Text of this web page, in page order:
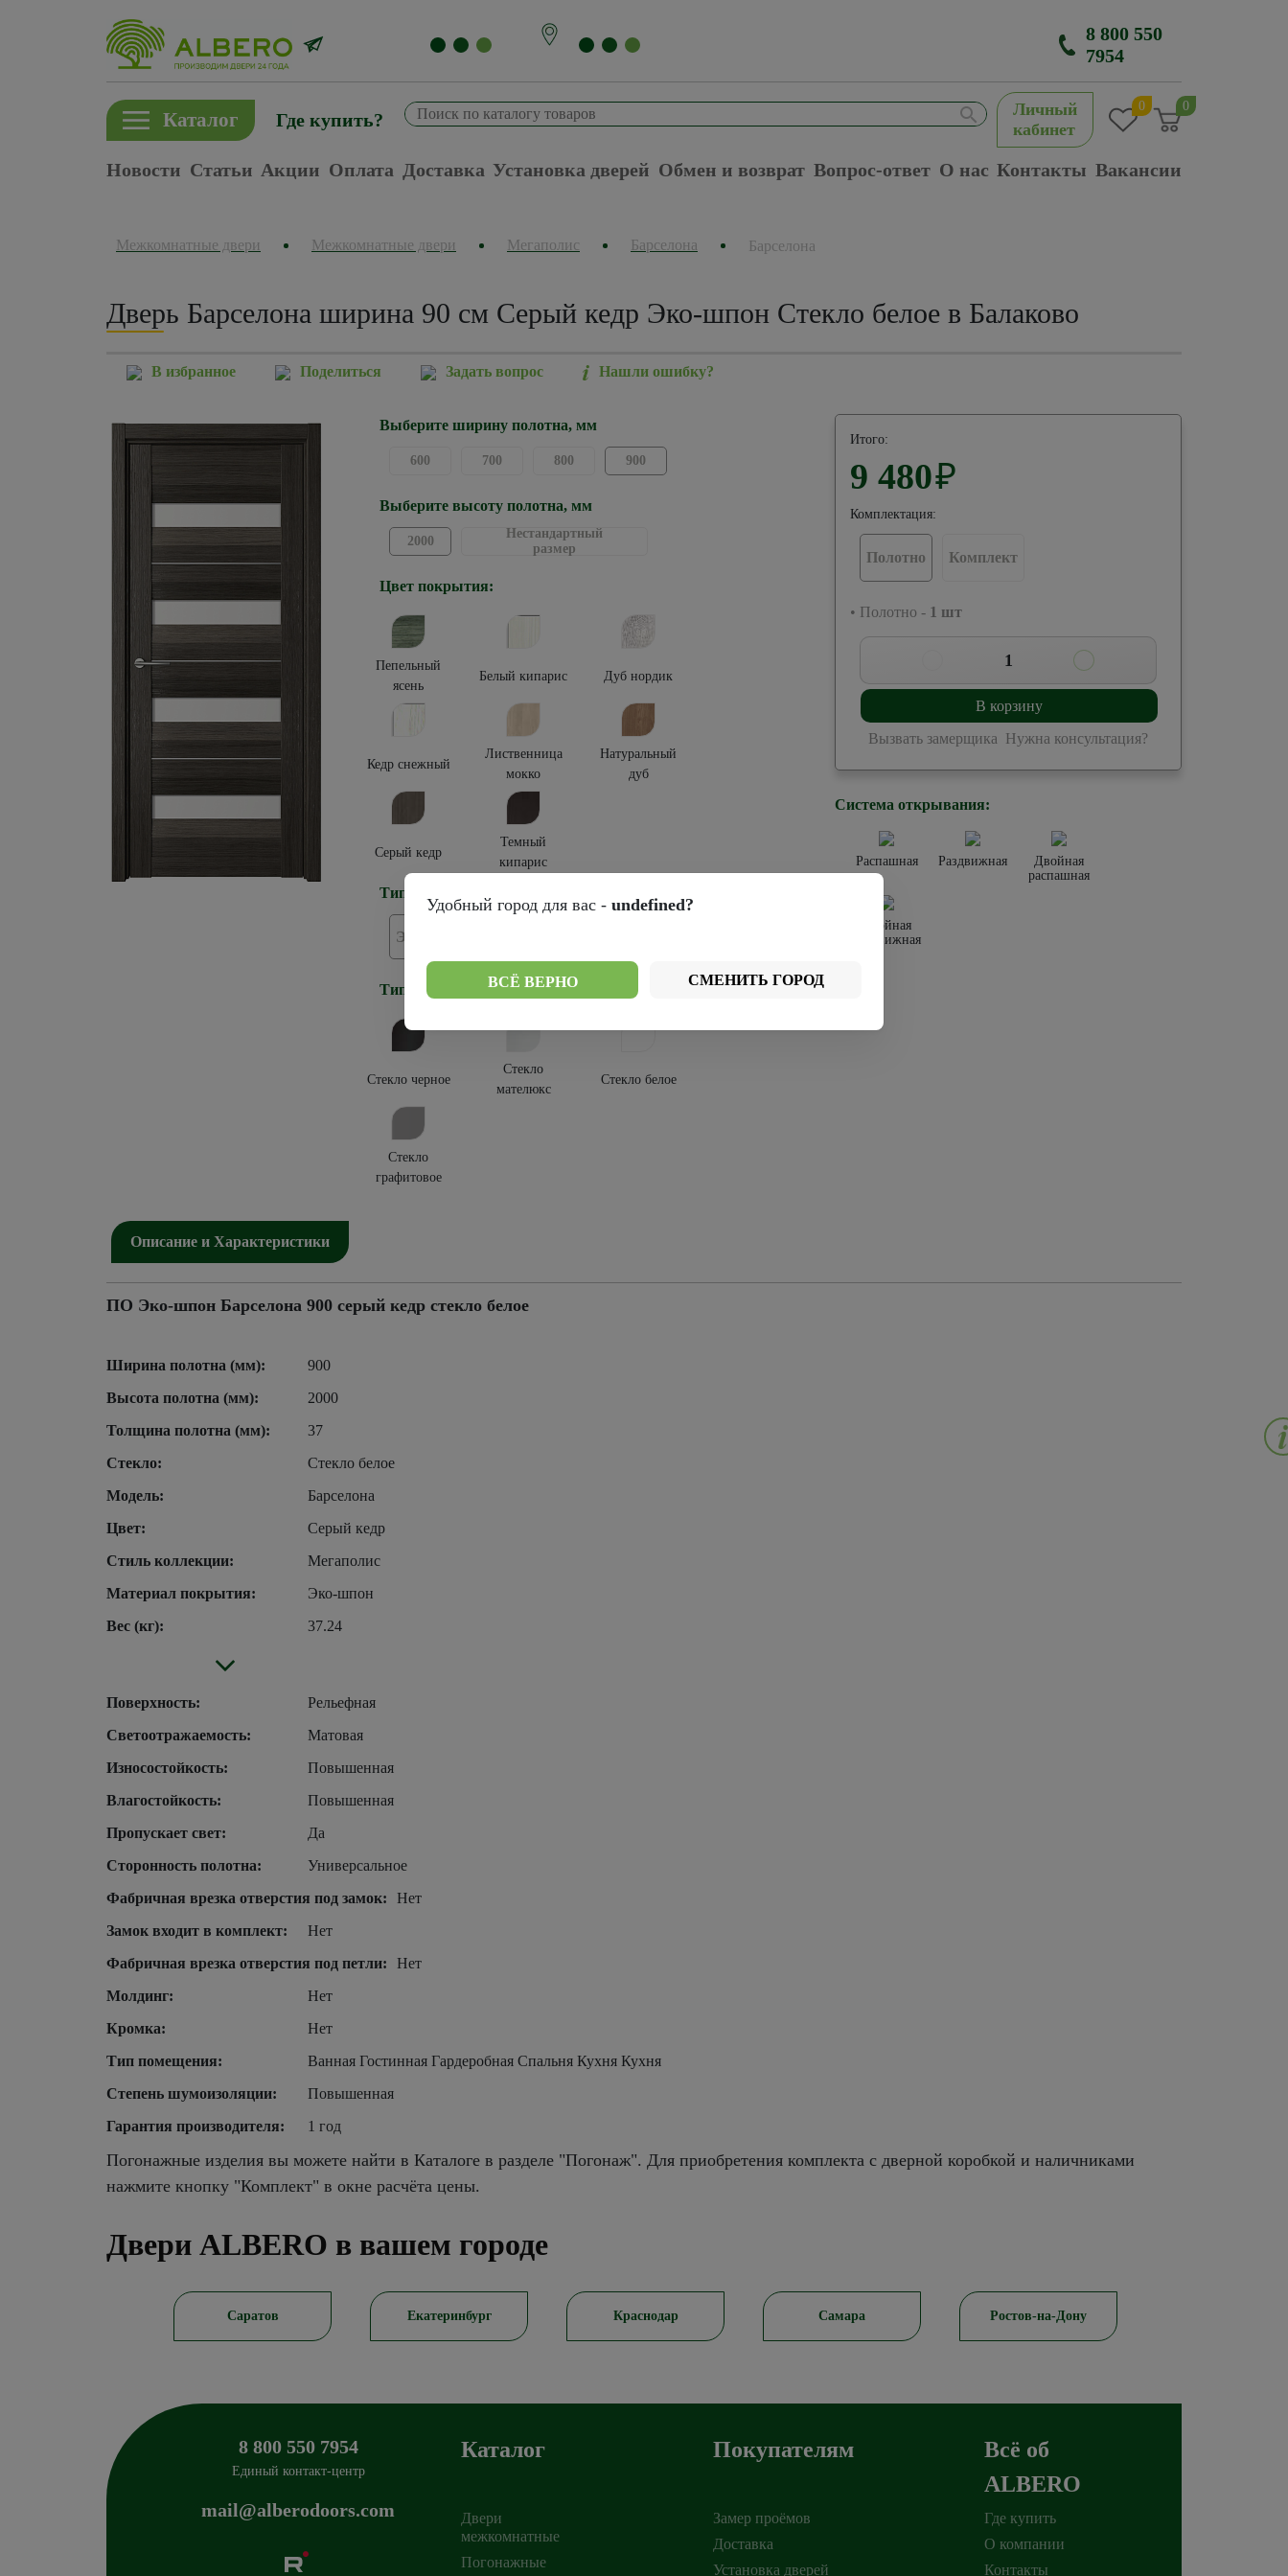
8 800 550
7954
Каталог Где купить?
Личный
кабинет
0 0
Новости Статьи Акции Оплата Доставка Установка дверей Обмен и возврат Вопрос-ответ О нас Контакты Вакансии
Межкомнатные двери Межкомнатные двери Мегаполис Барселона Барселона
Дверь Барселона ширина 90 см Серый кедр Эко-шпон Стекло белое в Балаково
В избранное Поделиться Задать вопрос Нашли ошибку?
Выберите ширину полотна, мм
600 700 800 900
Выберите высоту полотна, мм
2000
Нестандартный
размер
Цвет покрытия:
Пепельный
ясень
Белый кипарис Дуб нордик
Кедр снежный
Лиственница
мокко
Натуральный
дуб
Серый кедр
Темный
кипарис
Тип покрытия:
Эко-шпон
Тип остекления:
Стекло черное
Стекло
мателюкс
Стекло белое
Стекло
графитовое
Итого:
9 480₽
Комплектация:
Полотно Комплект
• Полотно - 1 шт
1
В корзину
Вызвать замерщика Нужна консультация?
Система открывания:
Распашная Раздвижная
Двойная
распашная
Двойная
раздвижная
Описание и Характеристики
ПО Эко-шпон Барселона 900 серый кедр стекло белое
Ширина полотна (мм):
900
Высота полотна (мм):
2000
Толщина полотна (мм):
37
Стекло:
Стекло белое
Модель:
Барселона
Цвет:
Серый кедр
Стиль коллекции:
Мегаполис
Материал покрытия:
Эко-шпон
Вес (кг):
37.24
Поверхность:
Рельефная
Светоотражаемость:
Матовая
Износостойкость:
Повышенная
Влагостойкость:
Повышенная
Пропускает свет:
Да
Сторонность полотна:
Универсальное
Фабричная врезка отверстия под замок:
Нет
Замок входит в комплект:
Нет
Фабричная врезка отверстия под петли:
Нет
Молдинг:
Нет
Кромка:
Нет
Тип помещения:
Ванная Гостинная Гардеробная Спальня Кухня Кухня
Степень шумоизоляции:
Повышенная
Гарантия производителя:
1 год
Погонажные изделия вы можете найти в Каталоге в разделе "Погонаж". Для приобретения комплекта с дверной коробкой и наличниками
нажмите кнопку "Комплект" в окне расчёта цены.
Двери ALBERO в вашем городе
Саратов Екатеринбург Краснодар Самара Ростов-на-Дону
8 800 550 7954
Единый контакт-центр
mail@alberodoors.com
Каталог
Двери
межкомнатные
Погонажные
Покупателям
Замер проёмов
Доставка
Установка дверей
Всё об
ALBERO
Где купить
О компании
Контакты
Удобный город для вас - undefined?
ВСЁ ВЕРНО СМЕНИТЬ ГОРОД